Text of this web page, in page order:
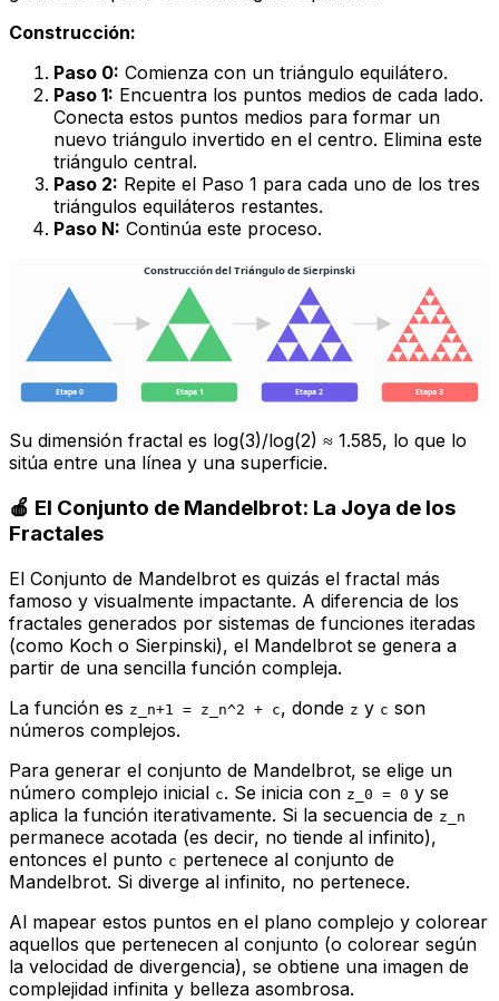
Construcción:
Paso 0: Comienza con un triángulo equilátero.
Paso 1: Encuentra los puntos medios de cada lado.
Conecta estos puntos medios para formar un
nuevo triángulo invertido en el centro. Elimina este
triángulo central.
Paso 2: Repite el Paso 1 para cada uno de los tres
triángulos equiláteros restantes.
Paso N: Continúa este proceso.
Construcción del Triángulo de Sierpinski
Etapa 0 Etapa 1 Etapa 2 Etapa 3
Su dimensión fractal es log(3)/log(2) ≈ 1.585, lo que lo
sitúa entre una línea y una superficie.
🍎 El Conjunto de Mandelbrot: La Joya de los
Fractales
El Conjunto de Mandelbrot es quizás el fractal más
famoso y visualmente impactante. A diferencia de los
fractales generados por sistemas de funciones iteradas
(como Koch o Sierpinski), el Mandelbrot se genera a
partir de una sencilla función compleja.
La función es z_n+1 = z_n^2 + c, donde z y c son
números complejos.
Para generar el conjunto de Mandelbrot, se elige un
número complejo inicial c. Se inicia con z_0 = 0 y se
aplica la función iterativamente. Si la secuencia de z_n
permanece acotada (es decir, no tiende al infinito),
entonces el punto c pertenece al conjunto de
Mandelbrot. Si diverge al infinito, no pertenece.
Al mapear estos puntos en el plano complejo y colorear
aquellos que pertenecen al conjunto (o colorear según
la velocidad de divergencia), se obtiene una imagen de
complejidad infinita y belleza asombrosa.